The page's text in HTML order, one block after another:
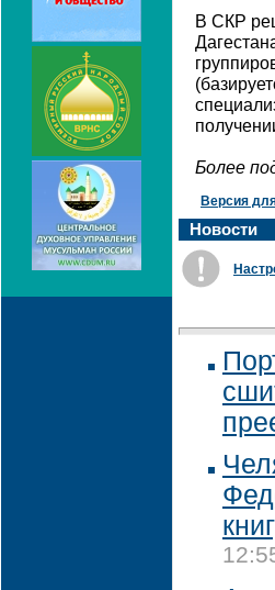
В СКР
Более
Версия
Новости